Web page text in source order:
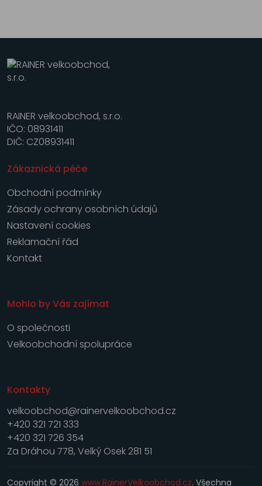
RAINER velkoobchod, s.r.o.
IČO: 08931411
DIČ: CZ08931411
Zákaznická péče
Obchodní podmínky
Zásady ochrany osobních údajů
Nastavení cookies
Reklamační řád
Kontakt
Mohlo by Vás zajímat
O společnosti
Velkoobchodní spolupráce
Kontakty
velkoobchod@rainervelkoobchod.cz
+420 321 721 333
+420 321 726 354
Za Dráhou 778, Velký Osek 281 51
Copyright © 2026 www.RainerVelkoobchod.cz. Všechna